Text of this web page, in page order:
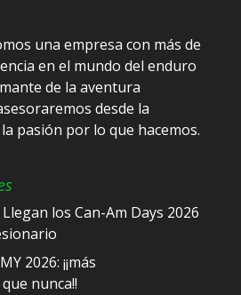
una empresa con más de
en el mundo del enduro
de la aventura
desde la
pasión por lo que hacemos.
los Can-Am Days 2026
2026: ¡¡más
nunca!!